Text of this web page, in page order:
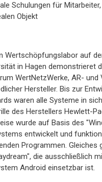
Schulungen für
Objekt
Wertschöpfungslabor auf
in Hagen demonstrieret
WertNetzWerke, AR- und
Hersteller. Bis zur
waren alle Systeme in
des Herstellers Hewlett-
wurde auf Basis des
entwickelt und
Programmen. Gleiches
die ausschließlich
Android einsetzbar ist.